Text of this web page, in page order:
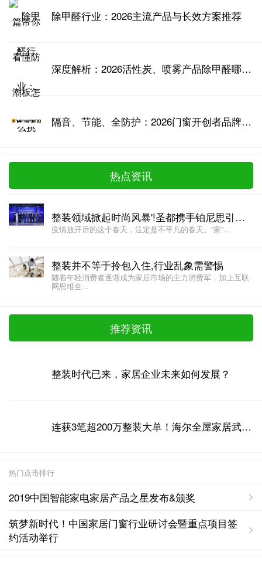
除甲醛行业：2026主流产品与长效方案推荐
深度解析：2026活性炭、喷雾产品除甲醛哪家强？专家测评数据说话
隔音、节能、全防护：2026门窗开创者品牌技术壁垒全景测评
热点资讯
整装领域掀起时尚风暴'!圣都携手铂尼思引领家居新潮流
疫情放开后的这个春天，注定是不平凡的春天。“家”...
整装并不等于拎包入住,行业乱象需警惕
随着年轻消费者逐渐成为家居市场的主力消费军，加上互联
网思维全...
推荐资讯
整装时代已来，家居企业未来如何发展？
连获3笔超200万整装大单！海尔全屋家居武汉掀起整装风潮
热门点击排行
2019中国智能家电家居产品之星发布&颁奖
筑梦新时代！中国家居门窗行业研讨会暨重点项目签
约活动举行